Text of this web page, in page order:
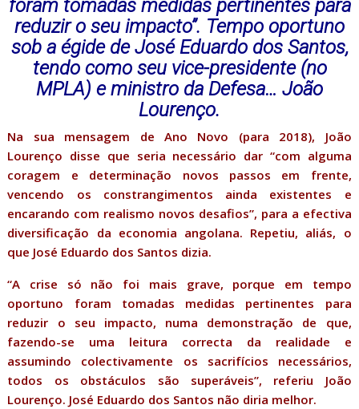
foram tomadas medidas pertinentes para
reduzir o seu impacto”. Tempo oportuno
sob a égide de José Eduardo dos Santos,
tendo como seu vice-presidente (no
MPLA) e ministro da Defesa… João
Lourenço.
Na sua mensagem de Ano Novo (para 2018), João
Lourenço disse que seria necessário dar “com alguma
coragem e determinação novos passos em frente,
vencendo os constrangimentos ainda existentes e
encarando com realismo novos desafios”, para a efectiva
diversificação da economia angolana. Repetiu, aliás, o
que José Eduardo dos Santos dizia.
“A crise só não foi mais grave, porque em tempo
oportuno foram tomadas medidas pertinentes para
reduzir o seu impacto, numa demonstração de que,
fazendo-se uma leitura correcta da realidade e
assumindo colectivamente os sacrifícios necessários,
todos os obstáculos são superáveis”, referiu João
Lourenço. José Eduardo dos Santos não diria melhor.